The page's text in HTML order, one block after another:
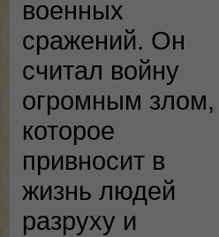
военных
сражений. Он
считал войну
огромным злом,
которое
привносит в
жизнь людей
разруху и